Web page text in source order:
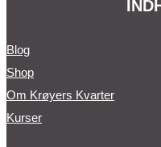
Blog
Shop
Om Krøyers Kvarter
Kurser